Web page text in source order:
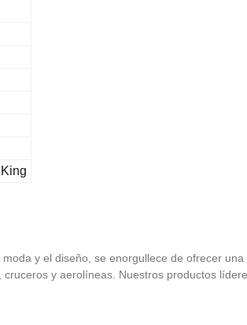
y el diseño, se enorgullece de ofrecer
y aerolíneas. Nuestros productos